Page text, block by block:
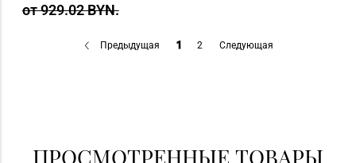
от 929.02 BYN.
Предыдущая 1 2 Следующая
ПРОСМОТРЕННЫЕ ТОВАРЫ